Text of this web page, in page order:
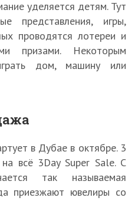
уделяется детям. Тут
представления, игры,
проводятся лотереи и
призами. Некоторым
дом, машину или
в Дубае в октябре. 3
всё 3Day Super Sale. С
так называемая
приезжают ювелиры со